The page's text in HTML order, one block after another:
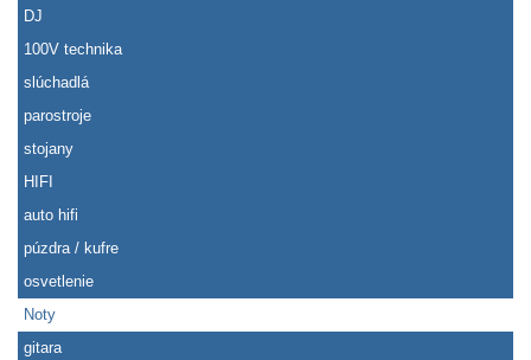
DJ
100V technika
slúchadlá
parostroje
stojany
HIFI
auto hifi
púzdra / kufre
osvetlenie
Noty
gitara